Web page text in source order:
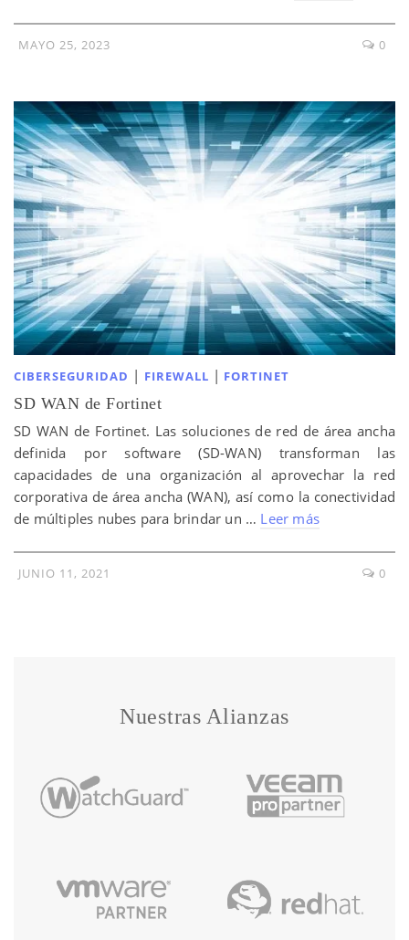
MAYO 25, 2023 0
CIBERSEGURIDAD | FIREWALL | FORTINET
SD WAN de Fortinet
SD WAN de Fortinet. Las soluciones de red de área ancha
definida por software (SD-WAN) transforman las
capacidades de una organización al aprovechar la red
corporativa de área ancha (WAN), así como la conectividad
de múltiples nubes para brindar un … Leer más
JUNIO 11, 2021 0
Nuestras Alianzas